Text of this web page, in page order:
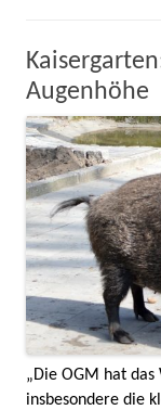
Augenhöhe
„Die OGM hat
insbesondere die